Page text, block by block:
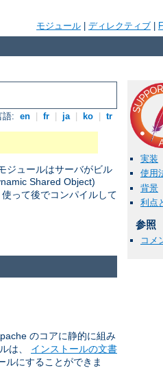
モジュール ディレクティブ
語: en fr ja ko tr
ジュールはサーバがビル
Shared Object)
って後でコンパイルして
実装
使用
背景
利点
参照
コメ
のコアに静的に組み
は、 インストールの文書
ルにすることができま